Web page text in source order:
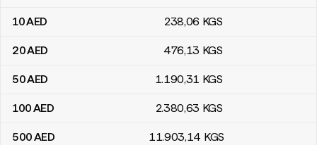
10AED 238,06 KGS
20AED 476,13 KGS
50AED 1.190,31 KGS
100AED 2.380,63 KGS
500AED 11.903,14 KGS